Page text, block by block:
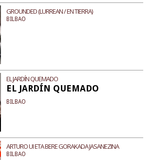
GROUNDED (LURREAN / EN TIERRA)
BILBAO
EL JARDÍN QUEMADO
EL JARDÍN QUEMADO
BILBAO
ARTURO UI ETA BERE GORAKADA JASANEZINA
BILBAO